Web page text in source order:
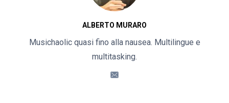
ALBERTO MURARO
Musichaolic quasi fino alla nausea. Multilingue e
multitasking.